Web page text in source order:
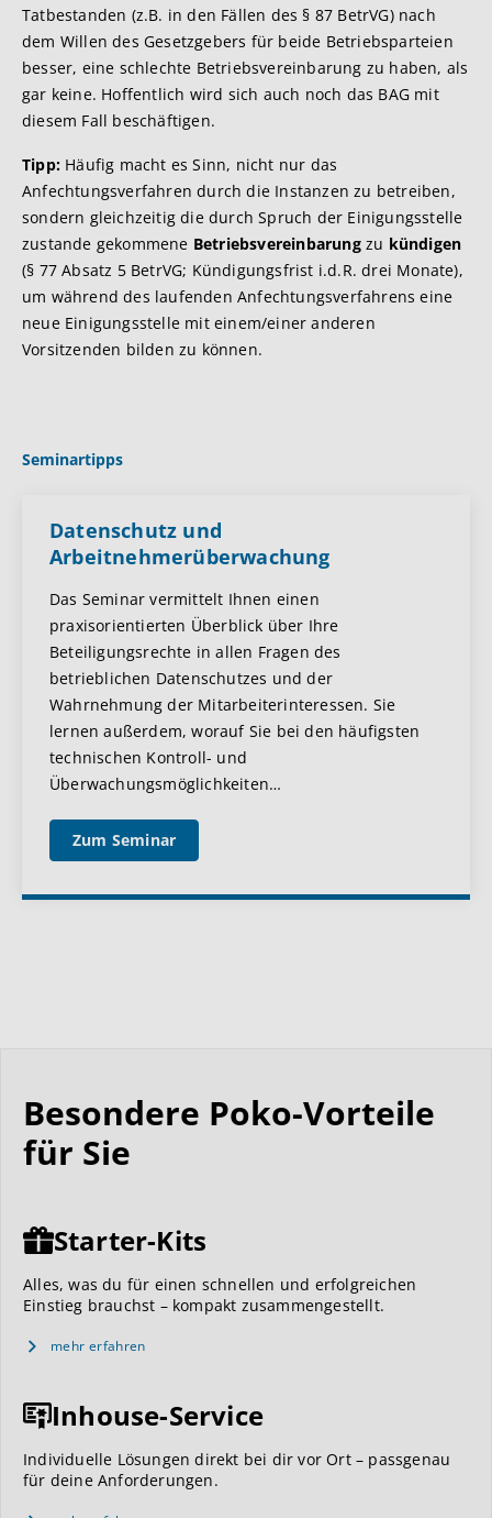
Tatbestanden (z.B. in den Fällen des § 87 BetrVG) nach
dem Willen des Gesetzgebers für beide Betriebsparteien
besser, eine schlechte Betriebsvereinbarung zu haben, als
gar keine. Hoffentlich wird sich auch noch das BAG mit
diesem Fall beschäftigen.
Tipp: Häufig macht es Sinn, nicht nur das
Anfechtungsverfahren durch die Instanzen zu betreiben,
sondern gleichzeitig die durch Spruch der Einigungsstelle
zustande gekommene Betriebsvereinbarungzu kündigen
(§ 77 Absatz 5 BetrVG; Kündigungsfrist i.d.R. drei Monate),
um während des laufenden Anfechtungsverfahrens eine
neue Einigungsstelle mit einem/einer anderen
Vorsitzenden bilden zu können.
Seminartipps
Datenschutz und
Arbeitnehmerüberwachung
Das Seminar vermittelt Ihnen einen
praxisorientierten Überblick über Ihre
Beteiligungsrechte in allen Fragen des
betrieblichen Datenschutzes und der
Wahrnehmung der Mitarbeiterinteressen. Sie
lernen außerdem, worauf Sie bei den häufigsten
technischen Kontroll- und
Überwachungsmöglichkeiten…
Zum Seminar
Besondere Poko-Vorteile
für Sie
Starter-Kits
Alles, was du für einen schnellen und erfolgreichen
Einstieg brauchst – kompakt zusammengestellt.
mehr erfahren
Inhouse-Service
Individuelle Lösungen direkt bei dir vor Ort – passgenau
für deine Anforderungen.